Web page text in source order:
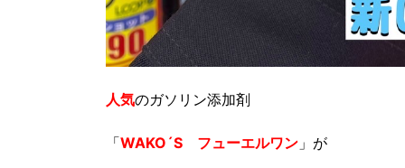
人気のガソリン添加剤
「WAKO´S フューエルワン 」が